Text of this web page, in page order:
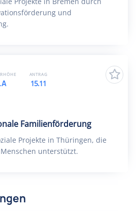
und
Familienförderung
Projekte in Thüringen, die
unterstützt.
ANTRAG
15.11